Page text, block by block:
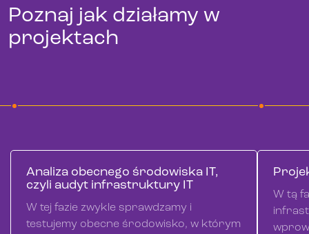
Poznaj jak działamy w
projektach
Analiza obecnego środowiska IT,
czyli audyt infrastruktury IT
W tej fazie zwykle sprawdzamy i
testujemy obecne środowisko, w którym
W tą